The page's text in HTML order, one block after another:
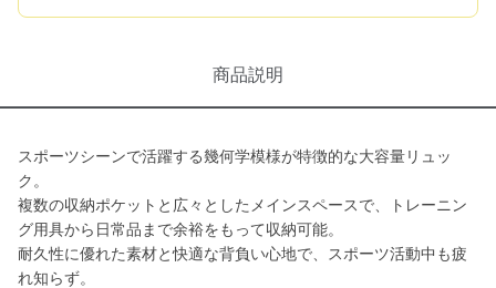
商品説明
スポーツシーンで活躍する幾何学模様が特徴的な大容量リュッ
ク。
複数の収納ポケットと広々としたメインスペースで、トレーニン
グ用具から日常品まで余裕をもって収納可能。
耐久性に優れた素材と快適な背負い心地で、スポーツ活動中も疲
れ知らず。